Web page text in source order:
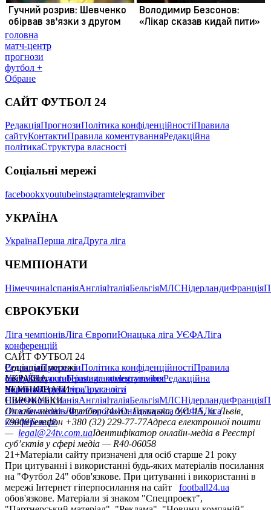
головна
матч-центр
прогнози
футбол +
Обране
САЙТ ФУТБОЛ 24
РедакціяПрогнозиПолітика конфіденційностіПравила
сайтуКонтактиПравила коментуванняРедакційна
політикаСтруктура власності
Соціальні мережі
facebookxyoutubeinstagramtelegramviber
УКРАЇНА
УкраїнаПерша лігаДруга ліга
ЧЕМПІОНАТИ
НімеччинаІспаніяАнгліяІталіяБельгіяМЛСНідерландиФранція
ЄВРОКУБКИ
Ліга чемпіонівЛіга ЄвропиЮнацька ліга УЄФАЛіга
конференцій
САЙТ ФУТБОЛ 24
РедакціяПрогнозиПолітика конфіденційностіПравила
сайтуКонтактиПравила коментуванняРедакційна
політикаСтруктура власності
Соціальні мережі
facebookxyoutubeinstagramtelegramviber
УКРАЇНА
УкраїнаПерша лігаДруга ліга
ЧЕМПІОНАТИ
НімеччинаІспаніяАнгліяІталіяБельгіяМЛСНідерландиФранція
ЄВРОКУБКИ
Ліга чемпіонівЛіга ЄвропиЮнацька ліга УЄФАЛіга
конференцій
Онлайн-медіа «Футбол 24»пл. Галицька, буд. 15, м. Львів,
79008Телефон +380 (32) 229-77-77Адреса електронної пошти
— legal@24tv.com.uaІдентифікатор онлайн-медіа в Реєстрі
суб’єктів у сфері медіа — R40-06058
21+Матеріали сайту призначені для осіб старше 21 року
При цитуванні і використанні будь-яких матеріалів посилання
на "Футбол 24" обов'язкове. При цитуванні і використанні в
мережі Інтернет гіперпосилання на сайт
football24.ua
обов'язкове. Матеріали зі знаком "Спецпроект",